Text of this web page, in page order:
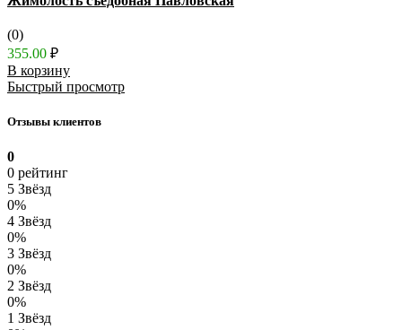
(0)
355.00 ₽
В корзину
Быстрый просмотр
Отзывы клиентов
0
0 рейтинг
5 Звёзд
0%
4 Звёзд
0%
3 Звёзд
0%
2 Звёзд
0%
1 Звёзд